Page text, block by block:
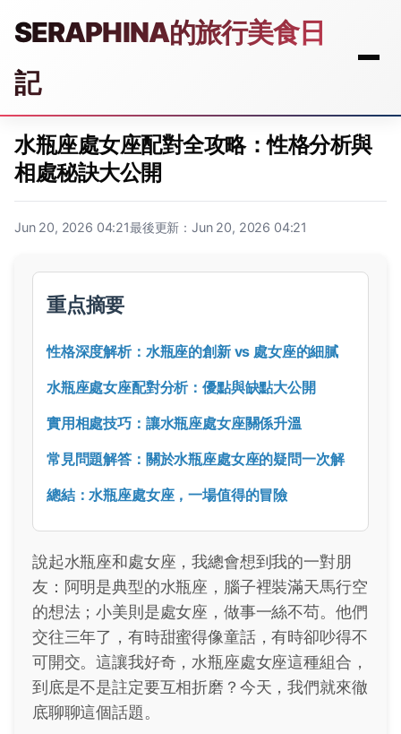
SERAPHINA的旅行美食日
記
水瓶座處女座配對全攻略：性格分析與
相處秘訣大公開
Jun 20, 2026 04:21最後更新：Jun 20, 2026 04:21
重点摘要
性格深度解析：水瓶座的創新 vs 處女座的細膩
水瓶座處女座配對分析：優點與缺點大公開
實用相處技巧：讓水瓶座處女座關係升溫
常見問題解答：關於水瓶座處女座的疑問一次解
總結：水瓶座處女座，一場值得的冒險
說起水瓶座和處女座，我總會想到我的一對朋
友：阿明是典型的水瓶座，腦子裡裝滿天馬行空
的想法；小美則是處女座，做事一絲不苟。他們
交往三年了，有時甜蜜得像童話，有時卻吵得不
可開交。這讓我好奇，水瓶座處女座這種組合，
到底是不是註定要互相折磨？今天，我們就來徹
底聊聊這個話題。